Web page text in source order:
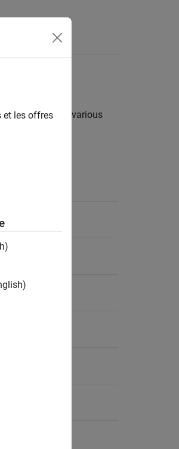
use to deploy various
'
et les offres